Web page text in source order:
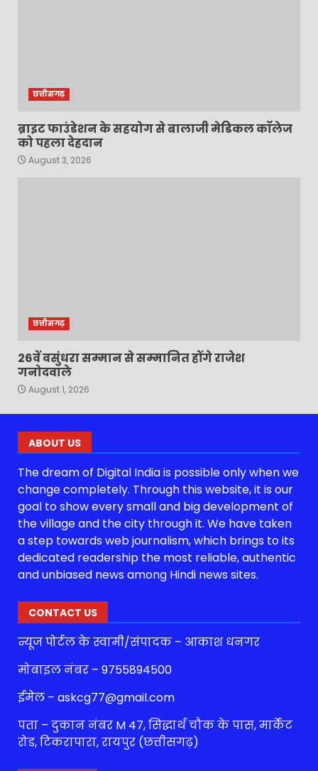
छत्तीसगढ़
ब्राइट फाउंडेशन के सहयोग से बालाजी मेडिकल कॉलेज
को पहला देहदान
August 3, 2026
छत्तीसगढ़
26वें वसुंधरा सम्मान से सम्मानित होंगे राजेश
गनोदवाले
August 1, 2026
ABOUT US
The dream of Digital India is possible only when we
change completely. Through this website, it is our
goal to show every small and big development of
the village and the city through it. We have taken
a step towards web journalism, which brings to its
dedicated readership the most reliable, authentic
and unbiased news among Hindi news sites.
CONTACT US
न्यूज पोर्टल के स्वामी/संपादक – आकाश धनगर
मोबाइल नंबर – 9755894500
ईमेल – askcg77@gmail.com
पता – दुकान नंबर M 47, सिद्धार्थ चौक के पास, मार्केट
रोड, टिकरापारा, रायपुर (छत्तीसगढ़)